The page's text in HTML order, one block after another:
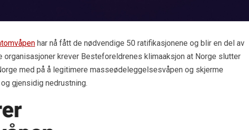
har nå fått de nødvendige 50 ratifikasjonene og blir en del av
organisasjoner krever Besteforeldrenes klimaaksjon at Norge slutter
med på å legitimere masseødeleggelsesvåpen og skjerme
gjensidig nedrustning.